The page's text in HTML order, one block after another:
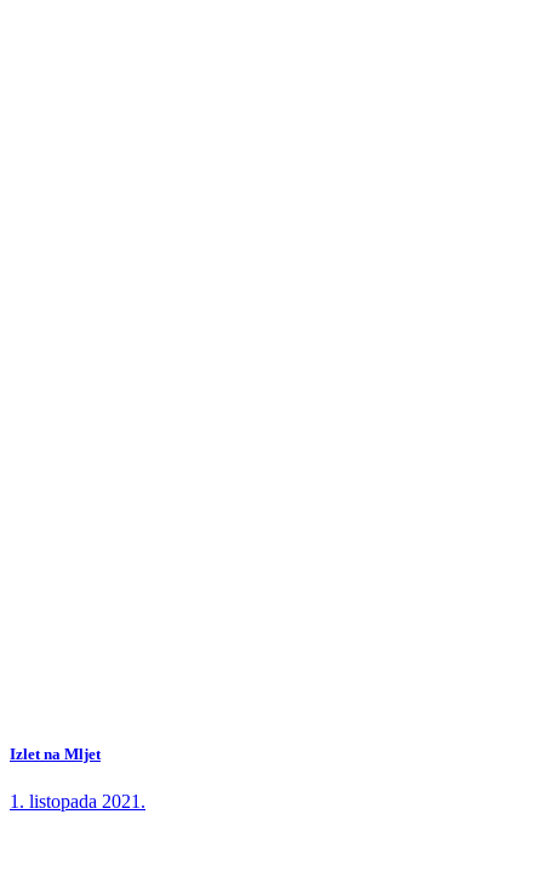
Izlet na Mljet
1. listopada 2021.